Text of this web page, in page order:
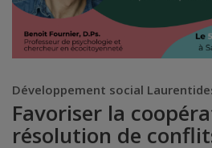
Développement social
Favoriser la
résolution de